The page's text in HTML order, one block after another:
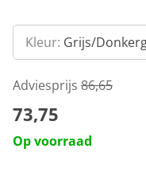
Kleur: Grijs/
Adviesprijs 86,65
73,75
Op voorraad